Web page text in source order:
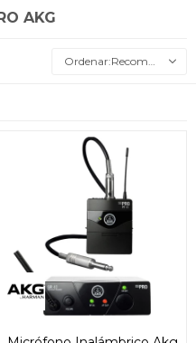
AKG
Recomendados